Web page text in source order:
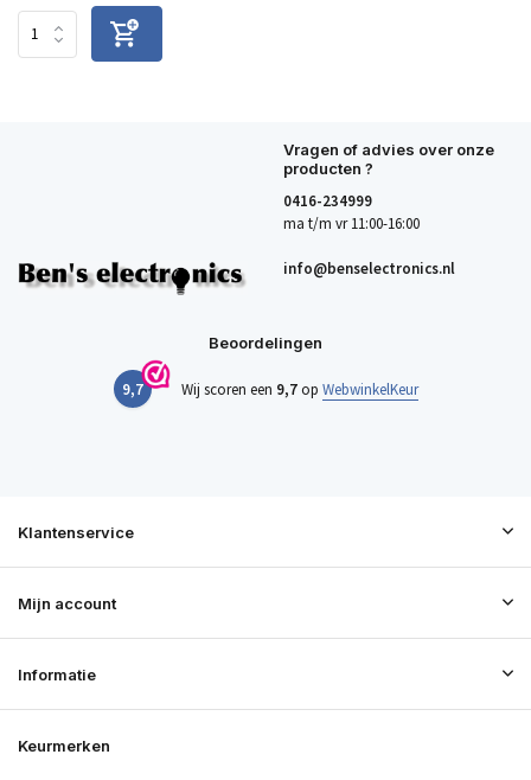
Vragen of advies over onze
producten ?
0416-234999
ma t/m vr 11:00-16:00
info@benselectronics.nl
Beoordelingen
9,7 Wij scoren een 9,7op WebwinkelKeur
Klantenservice
Mijn account
Informatie
Keurmerken